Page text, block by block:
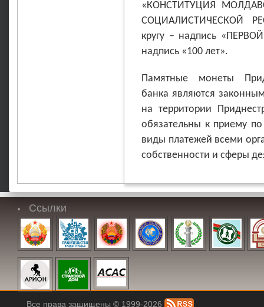
«КОНСТИТУЦИЯ
СОЦИАЛИСТИЧЕСКОЙ
кругу – надпись
надпись «100 лет».
Памятные монеты
банка являются
на территории
обязательны к приему
виды платежей всеми
собственности и сферы
Ссылки
Все права защищены © 1999-2026